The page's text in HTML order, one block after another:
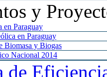
y
en Paraguay
en Paraguay
Biomasa y Biogas
Nacional 2014
de